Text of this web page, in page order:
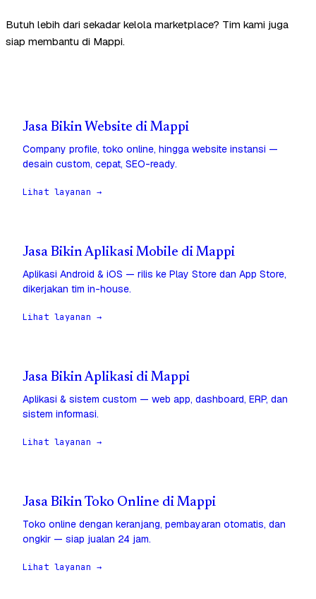
Butuh lebih dari sekadar kelola marketplace? Tim kami juga
siap membantu di Mappi.
Jasa Bikin Website di Mappi
Company profile, toko online, hingga website instansi —
desain custom, cepat, SEO-ready.
Lihat layanan →
Jasa Bikin Aplikasi Mobile di Mappi
Aplikasi Android & iOS — rilis ke Play Store dan App Store,
dikerjakan tim in-house.
Lihat layanan →
Jasa Bikin Aplikasi di Mappi
Aplikasi & sistem custom — web app, dashboard, ERP, dan
sistem informasi.
Lihat layanan →
Jasa Bikin Toko Online di Mappi
Toko online dengan keranjang, pembayaran otomatis, dan
ongkir — siap jualan 24 jam.
Lihat layanan →